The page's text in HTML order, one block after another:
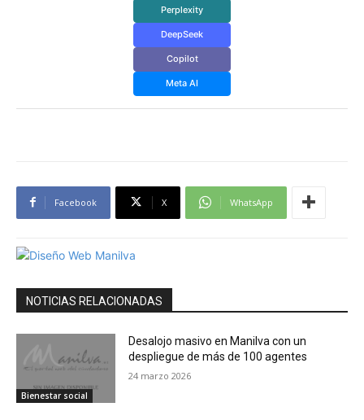
Perplexity
DeepSeek
Copilot
Meta AI
Facebook X WhatsApp
NOTICIAS RELACIONADAS
Bienestar social
Desalojo masivo en Manilva con un
despliegue de más de 100 agentes
24 marzo 2026